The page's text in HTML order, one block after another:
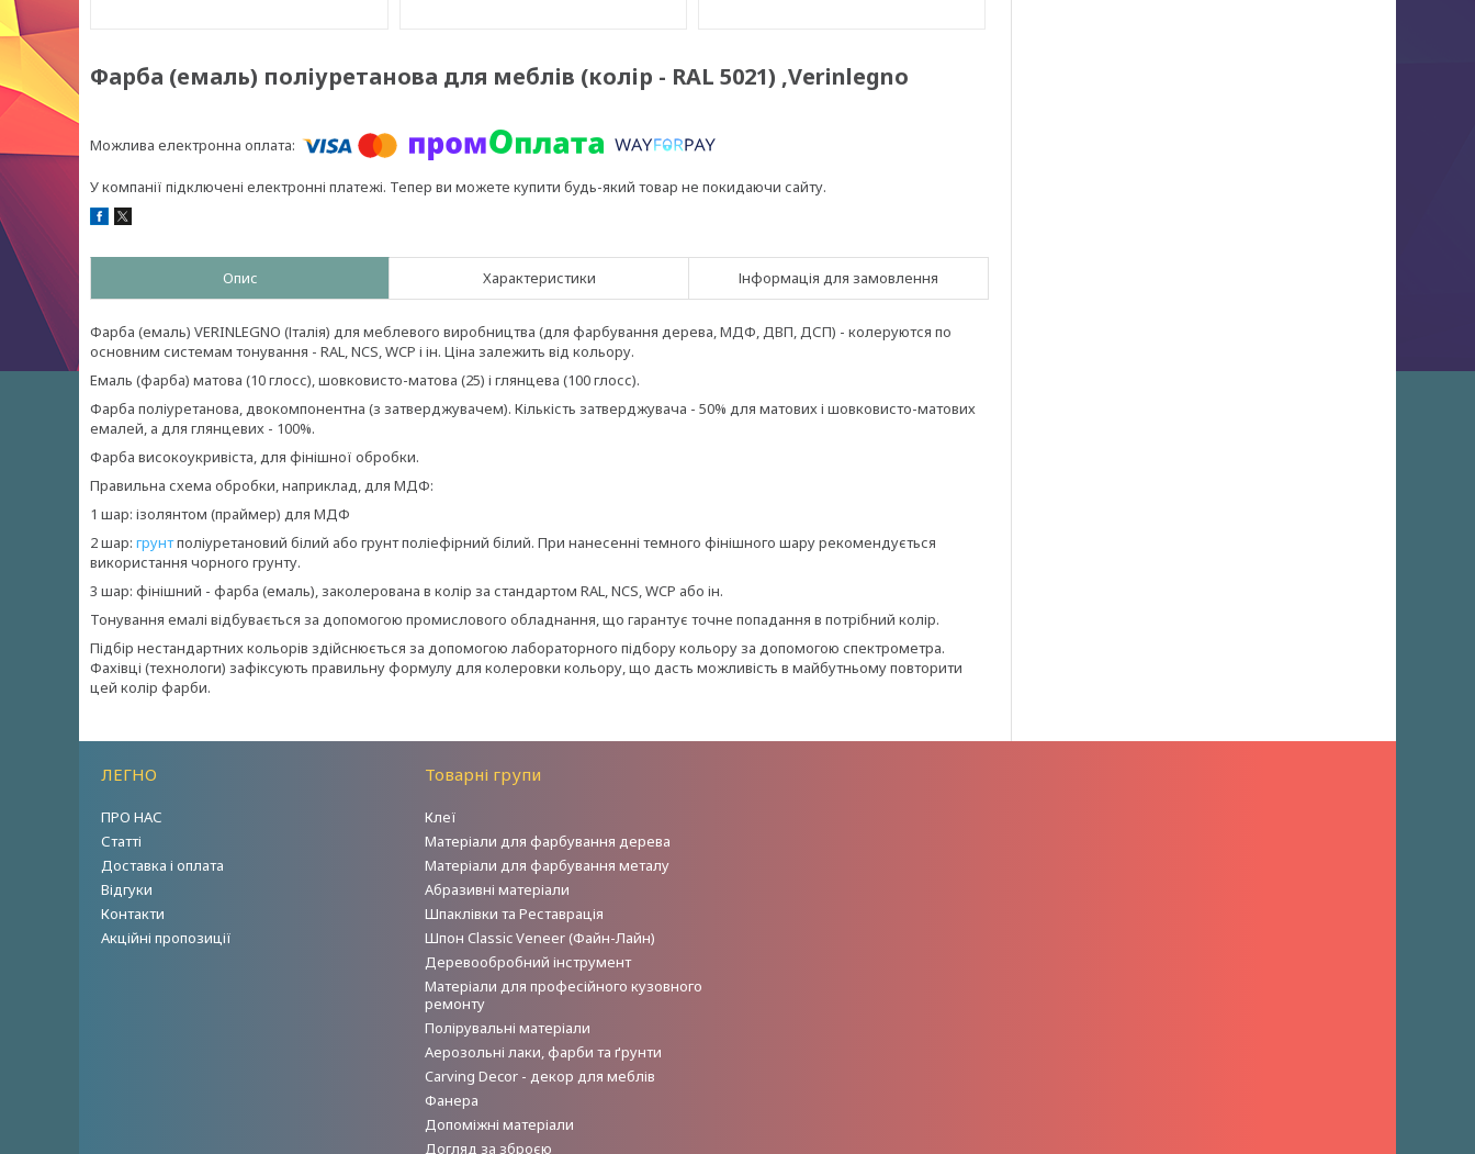
Фарба (емаль) поліуретанова для меблів (колір - RAL 5021) ,Verinlegno
У компанії підключені електронні платежі. Тепер ви можете купити будь-який товар не покидаючи сайту.
Опис Характеристики Інформація для замовлення
Фарба (емаль) VERINLEGNO (Італія) для меблевого виробництва (для фарбування дерева, МДФ, ДВП, ДСП) - колеруются по
основним системам тонування - RAL, NCS, WCP і ін. Ціна залежить від кольору.
Емаль (фарба) матова (10 глосс), шовковисто-матова (25) і глянцева (100 глосс).
Фарба поліуретанова, двокомпонентна (з затверджувачем). Кількість затверджувача - 50% для матових і шовковисто-матових
емалей, а для глянцевих - 100%.
Фарба високоукривіста, для фінішної обробки.
Правильна схема обробки, наприклад, для МДФ:
1 шар: ізолянтом (праймер) для МДФ
2 шар: грунтполіуретановий білий або грунт поліефірний білий. При нанесенні темного фінішного шару рекомендується
використання чорного грунту.
3 шар: фінішний - фарба (емаль), заколерована в колір за стандартом RAL, NCS, WCP або ін.
Тонування емалі відбувається за допомогою промислового обладнання, що гарантує точне попадання в потрібний колір.
Підбір нестандартних кольорів здійснюється за допомогою лабораторного підбору кольору за допомогою спектрометра.
Фахівці (технологи) зафіксують правильну формулу для колеровки кольору, що дасть можливість в майбутньому повторити
цей колір фарби.
ЛЕГНО
ПРО НАС
Статті
Доставка і оплата
Відгуки
Контакти
Акційні пропозиції
Товарні групи
Клеї
Матеріали для фарбування дерева
Матеріали для фарбування металу
Абразивні матеріали
Шпаклівки та Реставрація
Шпон Classic Veneer (Файн-Лайн)
Деревообробний інструмент
Матеріали для професійного кузовного
ремонту
Полірувальні матеріали
Аерозольні лаки, фарби та ґрунти
Carving Decor - декор для меблів
Фанера
Допоміжні матеріали
Догляд за зброєю